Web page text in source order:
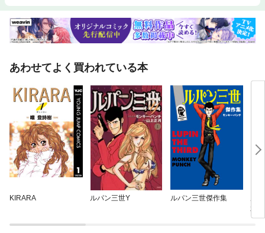
あわせてよく買われている本
KIRARA ルパン三世Y ルパン三世傑作集
君